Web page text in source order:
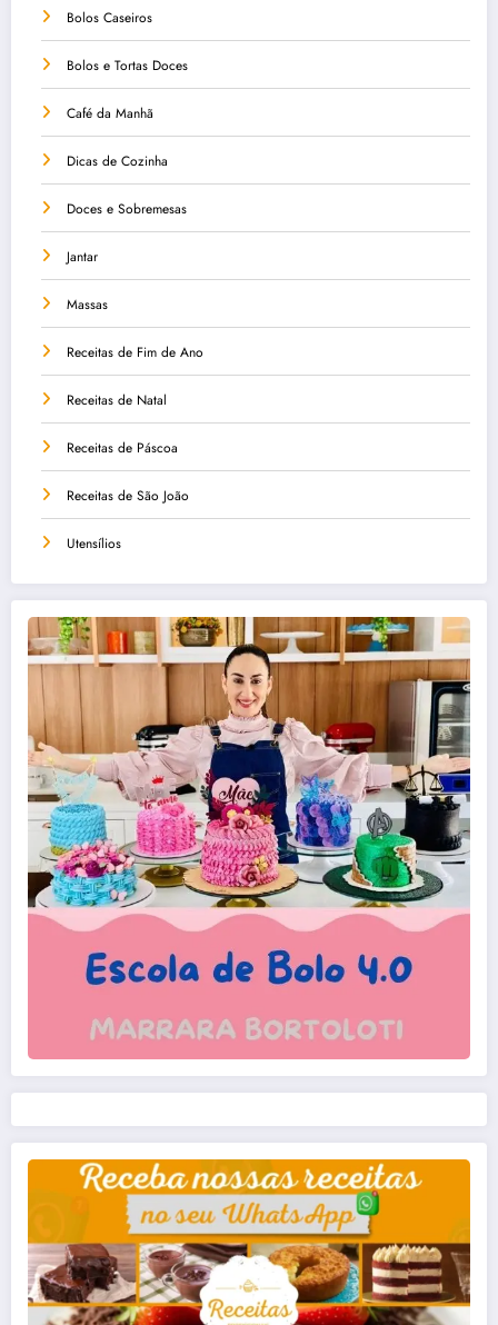
Bolos Caseiros
Bolos e Tortas Doces
Café da Manhã
Dicas de Cozinha
Doces e Sobremesas
Jantar
Massas
Receitas de Fim de Ano
Receitas de Natal
Receitas de Páscoa
Receitas de São João
Utensílios